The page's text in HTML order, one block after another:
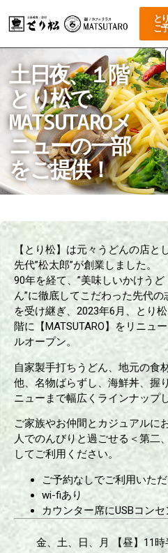
と
ご
土日夜、１階
とり松で
MATSUTAROメ
ニューの一部
をご提供！
【とり松】は元々うどんの店と
先代”松太郎”が創業しました。
90年を経て、”美味しいかけうど
ん”に徹底してこだわった先代の
を受け継ぎ、2023年6月、とり松
階に【MATSUTARO】をリニュ
ルオープン。
自家製手打ちうどん、地元の食
他、名物ばらずし、海鮮丼、握
ニューまで幅広くラインナップ
ご家族やお仲間とカジュアルに
人でのんびりと過ごせる＜第二
してご利用ください。
ご予約なしでご利用いた
wi-fiあり
カウンター席にUSBコン
金、土、日、月 【昼】11時